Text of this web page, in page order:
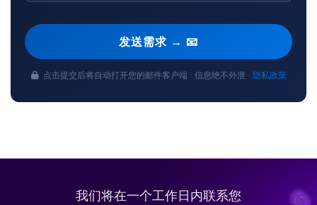
发送需求 → 📧
点击提交后将自动打开您的邮件客户端 · 信息绝不外泄 · 隐私政策
我们将在一个工作日内联系您